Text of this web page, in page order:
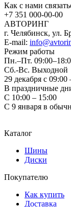
Как с нами
+7 351 000-00-00
АВТОРИНГ
г. Челябинск, ул.
E-mail:
Режим работы
Пн.–Пт.
Сб.-Вс. Выходной
29 декабря с 09:00
В праздничные
С 10:00 – 15:00
С 9 января в
Каталог
Шины
Диски
Покупателю
Как купить
Доставка